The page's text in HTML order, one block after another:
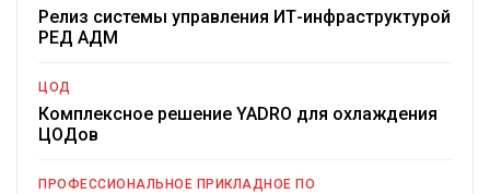
Релиз системы управления ИТ-инфраструктурой
РЕД АДМ
ЦОД
Комплексное решение YADRO для охлаждения
ЦОДов
ПРОФЕССИОНАЛЬНОЕ ПРИКЛАДНОЕ ПО